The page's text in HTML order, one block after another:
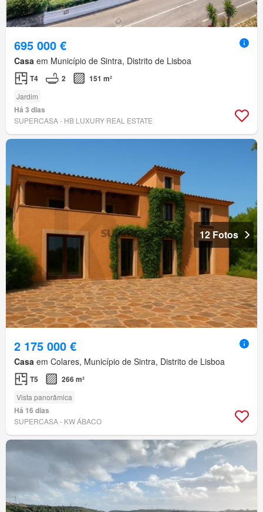
695 000 €
Casa em Município de Sintra, Distrito de Lisboa
T4 2 151 m²
Jardim
Há 3 dias
SUPERCASA - HB LUXURY REAL ESTATE
12 Fotos
2 175 000 €
Casa em Colares, Município de Sintra, Distrito de Lisboa
T5 266 m²
Vista panorâmica
Há 16 dias
SUPERCASA - KW ÁBACO